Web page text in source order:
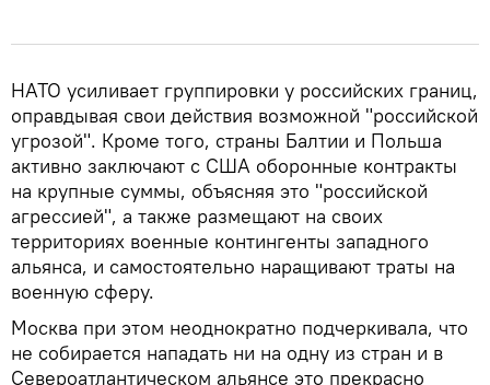
НАТО усиливает группировки у российских границ,
оправдывая свои действия возможной "российской
угрозой". Кроме того, страны Балтии и Польша
активно заключают с США оборонные контракты
на крупные суммы, объясняя это "российской
агрессией", а также размещают на своих
территориях военные контингенты западного
альянса, и самостоятельно наращивают траты на
военную сферу.
Москва при этом неоднократно подчеркивала, что
не собирается нападать ни на одну из стран и в
Североатлантическом альянсе это прекрасно